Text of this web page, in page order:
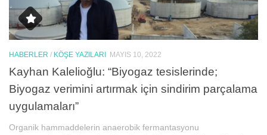
HABERLER / KÖŞE YAZILARI MAYIS 10, 2022
Kayhan Kalelioğlu: “Biyogaz tesislerinde;
Biyogaz verimini artırmak için sindirim parçalama
uygulamaları”
Organik hammaddelerin anaerobik fermantasyonu